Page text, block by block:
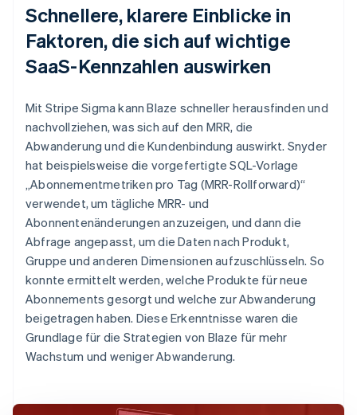
Schnellere, klarere Einblicke in
Faktoren, die sich auf wichtige
SaaS-Kennzahlen auswirken
Mit Stripe Sigma kann Blaze schneller herausfinden und
nachvollziehen, was sich auf den MRR, die
Abwanderung und die Kundenbindung auswirkt. Snyder
hat beispielsweise die vorgefertigte SQL-Vorlage
„Abonnementmetriken pro Tag (MRR-Rollforward)“
verwendet, um tägliche MRR- und
Abonnentenänderungen anzuzeigen, und dann die
Abfrage angepasst, um die Daten nach Produkt,
Gruppe und anderen Dimensionen aufzuschlüsseln. So
konnte ermittelt werden, welche Produkte für neue
Abonnements gesorgt und welche zur Abwanderung
beigetragen haben. Diese Erkenntnisse waren die
Grundlage für die Strategien von Blaze für mehr
Wachstum und weniger Abwanderung.